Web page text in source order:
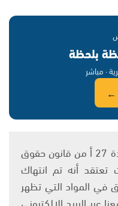
بلحظة
· مباشر
←
يتم الاستخدام المواد وفقًا للمادة 27 أ من قانون حقوق
وإن كنت تعتقد أنه تم انتهاك
في المواد التي تظهر